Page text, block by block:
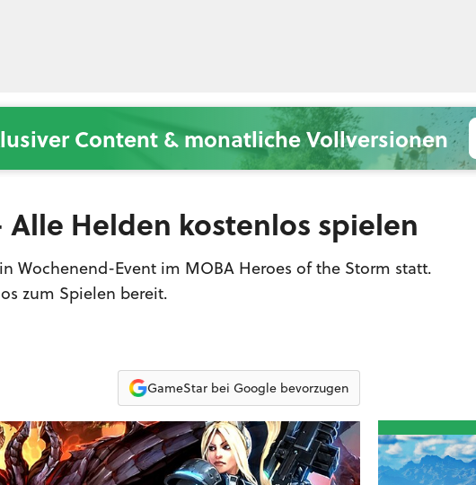
Content & monatliche Vollversionen
Helden kostenlos spielen
Wochenend-Event im MOBA Heroes of the Storm statt.
zum Spielen bereit.
GameStar bei Google bevorzugen